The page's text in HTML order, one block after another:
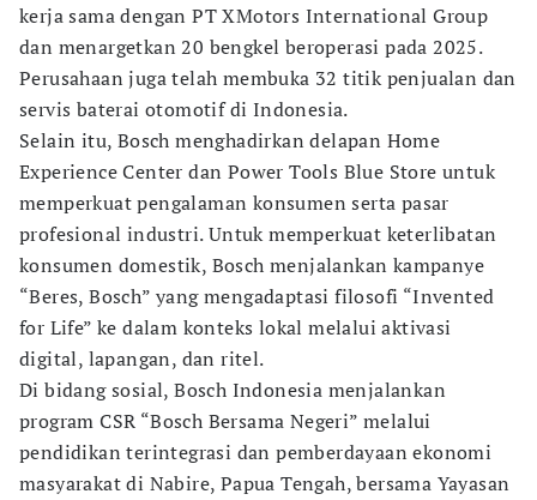
kerja sama dengan PT XMotors International Group
dan menargetkan 20 bengkel beroperasi pada 2025.
Perusahaan juga telah membuka 32 titik penjualan dan
servis baterai otomotif di Indonesia.
Selain itu, Bosch menghadirkan delapan Home
Experience Center dan Power Tools Blue Store untuk
memperkuat pengalaman konsumen serta pasar
profesional industri. Untuk memperkuat keterlibatan
konsumen domestik, Bosch menjalankan kampanye
“Beres, Bosch” yang mengadaptasi filosofi “Invented
for Life” ke dalam konteks lokal melalui aktivasi
digital, lapangan, dan ritel.
Di bidang sosial, Bosch Indonesia menjalankan
program CSR “Bosch Bersama Negeri” melalui
pendidikan terintegrasi dan pemberdayaan ekonomi
masyarakat di Nabire, Papua Tengah, bersama Yayasan